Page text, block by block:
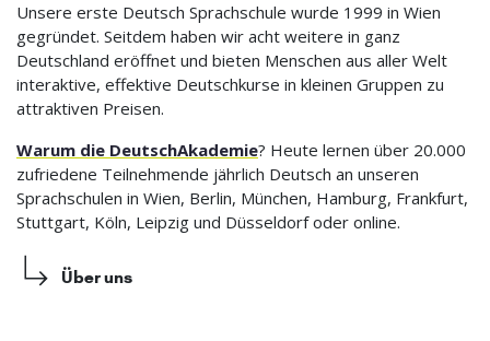
Unsere erste Deutsch Sprachschule wurde 1999 in Wien
gegründet. Seitdem haben wir acht weitere in ganz
Deutschland eröffnet und bieten Menschen aus aller Welt
interaktive, effektive Deutschkurse in kleinen Gruppen zu
attraktiven Preisen.
Warum die DeutschAkademie? Heute lernen über 20.000
zufriedene Teilnehmende jährlich Deutsch an unseren
Sprachschulen in Wien, Berlin, München, Hamburg, Frankfurt,
Stuttgart, Köln, Leipzig und Düsseldorf oder online.
Über uns